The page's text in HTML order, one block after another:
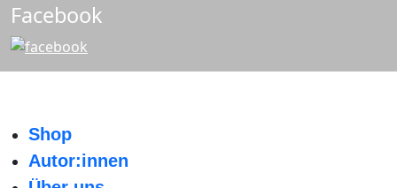
Facebook
Shop
Autor:innen